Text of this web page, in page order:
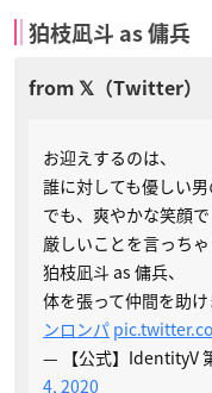
狛枝凪斗 as 傭兵
お迎えするのは、
誰に対しても優しい男
でも、爽やかな笑顔で
厳しいことを言っち
狛枝凪斗 as 傭兵、
体を張って仲間を助け
ンロンパ
— 【公式】IdentityV
4, 2020